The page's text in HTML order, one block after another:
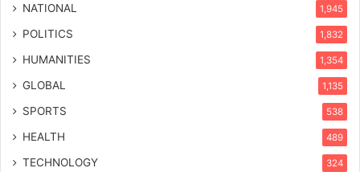
NATIONAL 1,945
POLITICS 1,832
HUMANITIES 1,354
GLOBAL 1,135
SPORTS 538
HEALTH 489
TECHNOLOGY 324